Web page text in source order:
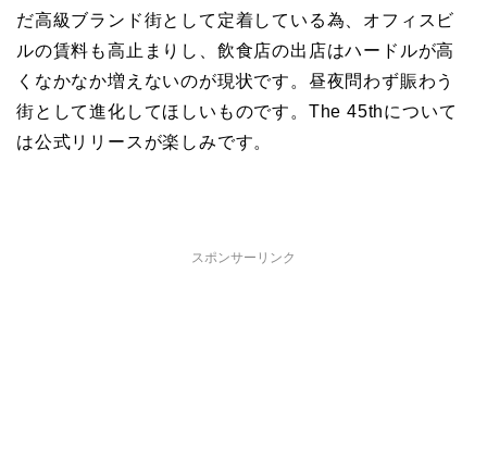
だ高級ブランド街として定着している為、オフィスビ
ルの賃料も高止まりし、飲食店の出店はハードルが高
くなかなか増えないのが現状です。昼夜問わず賑わう
街として進化してほしいものです。The 45thについて
は公式リリースが楽しみです。
スポンサーリンク